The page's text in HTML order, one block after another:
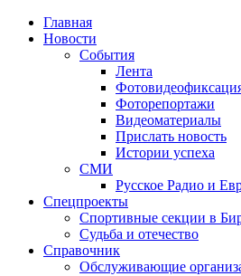
Главная
Новости
События
Лента
Фоторепортажи
Видеоматериалы
Прислать новость
Истории успеха
СМИ
Русское Радио и
Спецпроекты
Спортивные секции в
Судьба и отечество
Справочник
Обслуживающие